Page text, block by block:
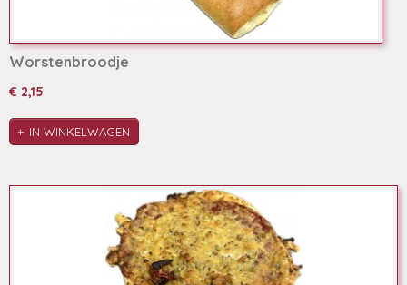
Worstenbroodje
€ 2,15
IN WINKELWAGEN